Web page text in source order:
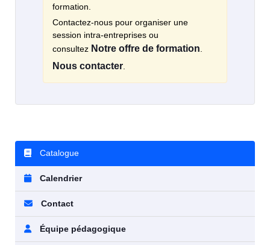
formation.
Contactez-nous pour organiser une
session intra-entreprises ou
consultez Notre offre de formation
Nous contacter
Catalogue
Calendrier
Contact
Équipe pédagogique